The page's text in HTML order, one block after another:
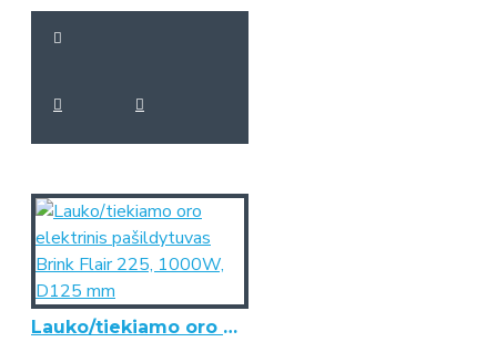
Lauko/tiekiamo oro elektrinis pašildytuvas Brink Flair 225, 1000W, D125 mm